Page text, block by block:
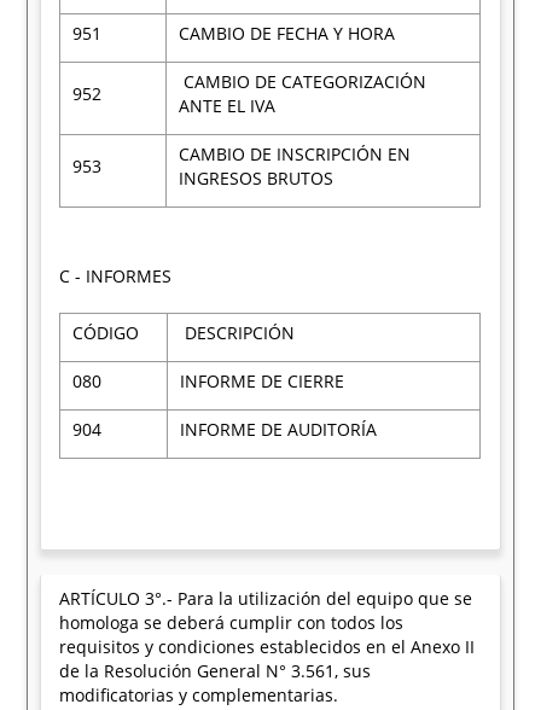
951 CAMBIO DE FECHA Y HORA
952
CAMBIO DE CATEGORIZACIÓN
ANTE EL IVA
953
CAMBIO DE INSCRIPCIÓN EN
INGRESOS BRUTOS
C - INFORMES
CÓDIGO DESCRIPCIÓN
080 INFORME DE CIERRE
904 INFORME DE AUDITORÍA
ARTÍCULO 3°.- Para la utilización del equipo que se
homologa se deberá cumplir con todos los
requisitos y condiciones establecidos en el Anexo II
de la Resolución General N° 3.561, sus
modificatorias y complementarias.